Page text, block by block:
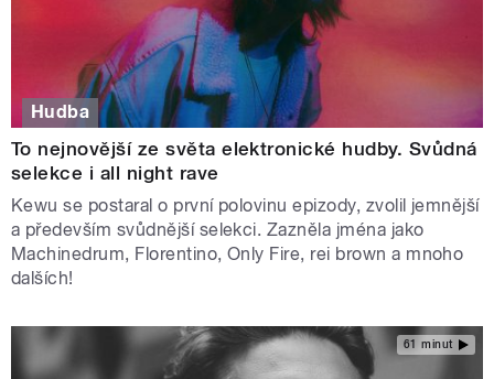
Hudba
To nejnovější ze světa elektronické hudby. Svůdná
selekce i all night rave
Kewu se postaral o první polovinu epizody, zvolil jemnější
a především svůdnější selekci. Zazněla jména jako
Machinedrum, Florentino, Only Fire, rei brown a mnoho
dalších!
61 minut